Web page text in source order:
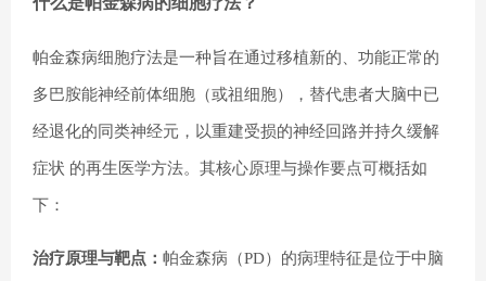
帕金森病细胞疗法是一种旨在通过移植新的、功能正常的
多巴胺能神经前体细胞（或祖细胞），替代患者大脑中已
经退化的同类神经元，以重建受损的神经回路并持久缓解
症状 的再生医学方法。其核心原理与操作要点可概括如
下：
治疗原理与靶点： 帕金森病（PD）的病理特征是位于中脑